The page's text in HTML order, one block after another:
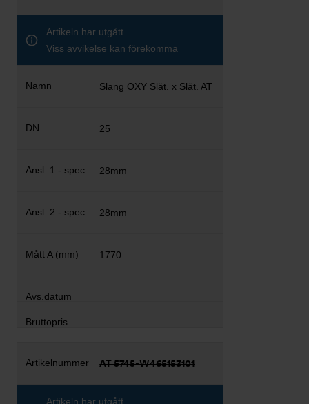
Artikeln har utgått
Viss avvikelse kan förekomma
Slang OXY Slät. x Slät. AT
25
28mm
28mm
1770
AT 5745-W465153101
Artikeln har utgått